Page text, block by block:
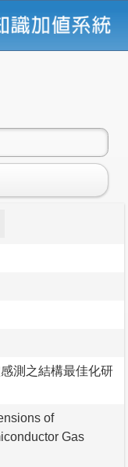
測之結構最佳化研
of
Gas